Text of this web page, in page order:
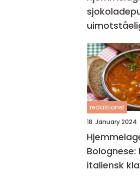
redaktionel
18. January 2024
Bolognese:
italiensk